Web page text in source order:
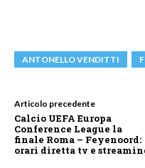
ANTONELLO VENDITTI
Articolo precedente
Calcio UEFA Europa
Conference League la
finale Roma – Feyenoord:
orari diretta tv e